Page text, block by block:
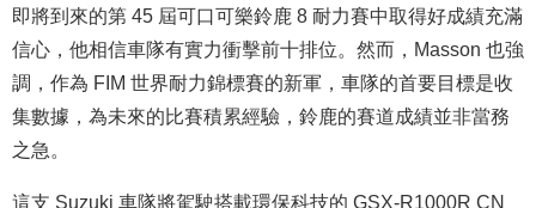
即將到來的第 45 屆可口可樂鈴鹿 8 耐力賽中取得好成績充滿
信心，他相信車隊有實力衝擊前十排位。然而，Masson 也強
調，作為 FIM 世界耐力錦標賽的新軍，車隊的首要目標是收
集數據，為未來的比賽積累經驗，鈴鹿的賽道成績並非當務
之急。
這支 Suzuki 車隊將駕駛搭載環保科技的 GSX-R1000R CN